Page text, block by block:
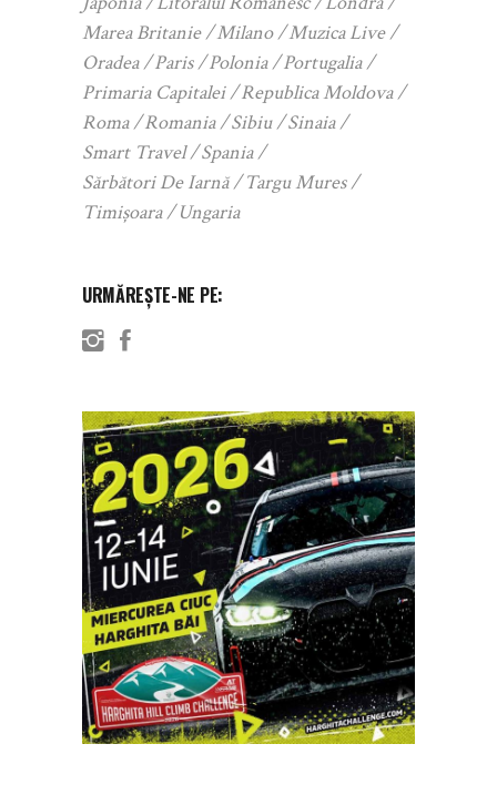
Marea Britanie
Milano
Muzica Live
Oradea
Paris Polonia
Portugalia
Primaria Capitalei
Republica Moldova
Roma
Romania Sibiu
Sinaia
Smart Travel
Spania
Sărbători De Iarnă
Targu Mures
Timișoara
Ungaria
URMĂREȘTE-NE PE: